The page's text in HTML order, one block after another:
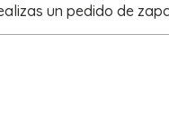
un pedido de